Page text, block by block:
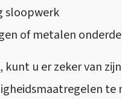
sloopwerk
of metalen
kunt u er zeker van
te